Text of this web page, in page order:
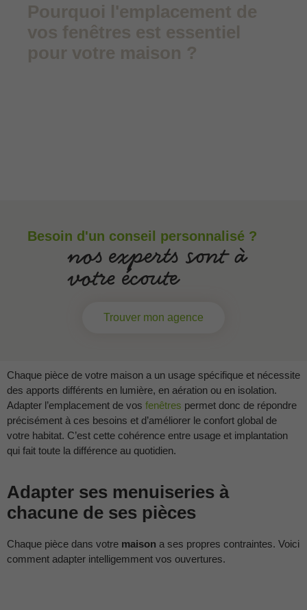
Pourquoi l'emplacement de
vos fenêtres est essentiel
pour votre maison ?
Besoin d'un conseil personnalisé ?
nos experts sont à
votre écoute
Trouver mon agence
Chaque pièce de votre maison a un usage spécifique et nécessite
des apports différents en lumière, en aération ou en isolation.
Adapter l’emplacement de vos fenêtres permet donc de répondre
précisément à ces besoins et d’améliorer le confort global de
votre habitat. C’est cette cohérence entre usage et implantation
qui fait toute la différence au quotidien.
Adapter ses menuiseries à
chacune de ses pièces
Chaque pièce dans votre maison a ses propres contraintes. Voici
comment adapter intelligemment vos ouvertures.